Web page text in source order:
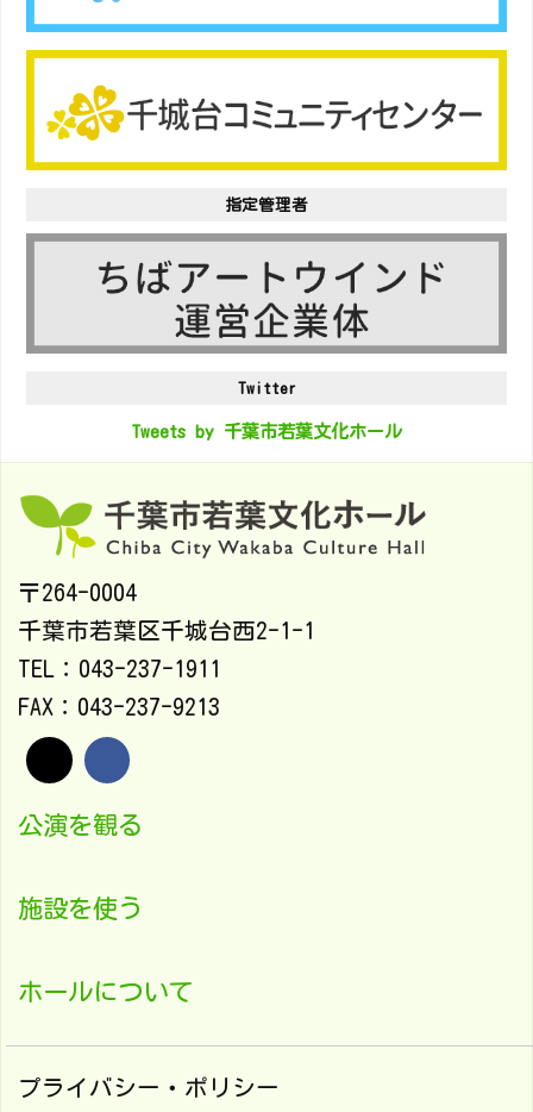
指定管理者
Twitter
Tweets by 千葉市若葉文化ホール
〒264-0004
千葉市若葉区千城台西2-1-1
TEL：043-237-1911
FAX：043-237-9213
公演を観る
施設を使う
ホールについて
プライバシー・ポリシー